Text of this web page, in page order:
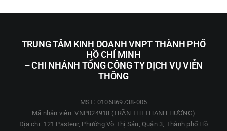
TRUNG TÂM KINH DOANH VNPT THÀNH PHỐ
HỒ CHÍ MINH
– CHI NHÁNH TỔNG CÔNG TY DỊCH VỤ VIỄN
THÔNG
MST: 0106869738-005
Mã nhân viên: VNP024918 (TRẦN THỊ THANH HƯƠNG)
Địa chỉ: 121 Pasteur, Phường Võ Thị Sáu, Quận 3, Thành phố Hồ